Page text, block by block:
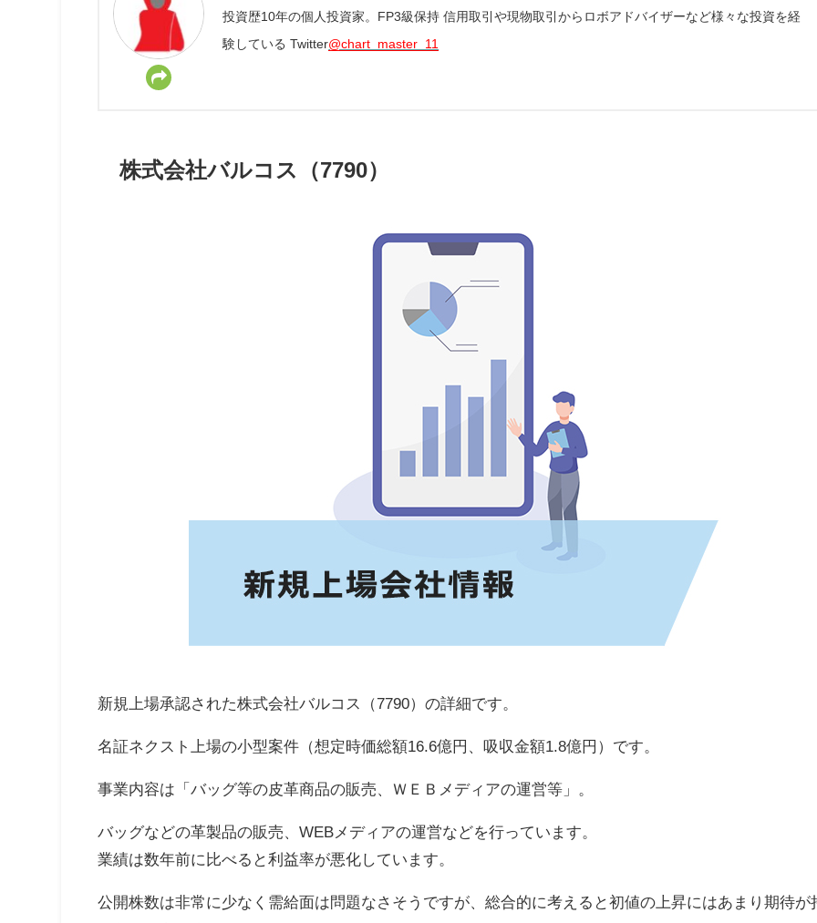
投資歴10年の個人投資家。FP3級保持 信用取引や現物取引からロボアドバイザーなど様々な投資を経
験している Twitter@chart_master_11
株式会社バルコス（7790）
新規上場承認された株式会社バルコス（7790）の詳細です。
名証ネクスト上場の小型案件（想定時価総額16.6億円、吸収金額1.8億円）です。
事業内容は「バッグ等の皮革商品の販売、ＷＥＢメディアの運営等」。
バッグなどの革製品の販売、WEBメディアの運営などを行っています。
業績は数年前に比べると利益率が悪化しています。
公開株数は非常に少なく需給面は問題なさそうですが、総合的に考えると初値の上昇にはあまり期待が